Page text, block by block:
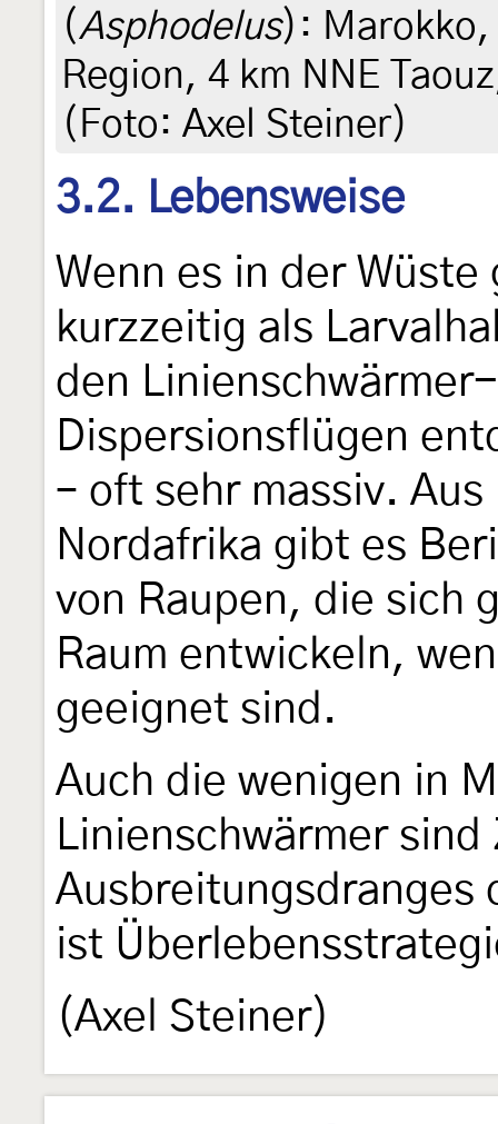
(Asphodelus):
Region, 4 km NNE
(Foto: Axel Steiner)
3.2. Lebensweise
Wenn es in der
kurzzeitig als
den
Dispersionsflügen
– oft sehr massiv.
Nordafrika gibt es
von Raupen, die sich
Raum entwickeln,
geeignet sind.
Auch die wenigen in
Linienschwärmer sind
Ausbreitungsdranges
ist
(Axel Steiner)